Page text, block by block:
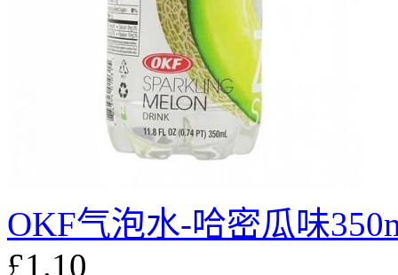
OKF气泡水-哈密瓜味
£1.10